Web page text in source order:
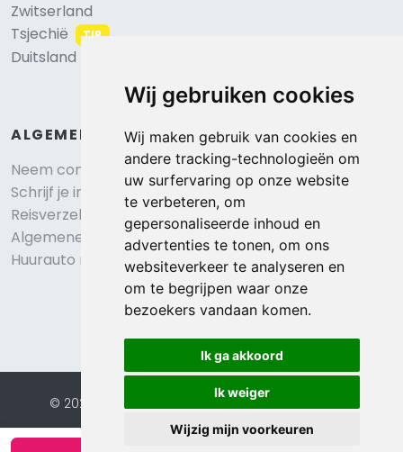
Wij gebruiken cookies
Wij maken gebruik van cookies en
andere tracking-technologieën om
uw surfervaring op onze website
te verbeteren, om
gepersonaliseerde inhoud en
advertenties te tonen, om ons
websiteverkeer te analyseren en
om te begrijpen waar onze
bezoekers vandaan komen.
Ik ga akkoord
Ik weiger
Wijzig mijn voorkeuren
Zwitserland
Tsjechië
TIP
Duitsland
ALGEMEEN
Neem contact op
Schrijf je in voor onze nieuwsbrief
Reisverzekering afsluiten
Algemene voorwaarden
Huurauto reserveren
© 2026 Eurochalets | Website door FalcoTravel
Veilig online betalen met